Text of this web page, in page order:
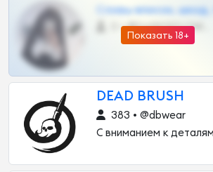
Показать 18+
Сливы вписок, шкод,
0 •
DEAD BRUSH
383 • @dbwear
С вниманием к